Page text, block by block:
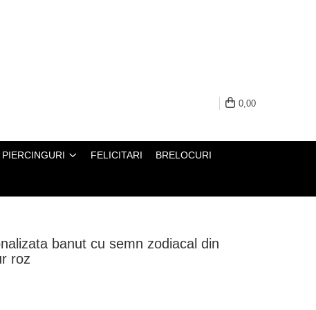
0,00
PIERCINGURI FELICITARI BRELOCURI
banut cu semn zodiacal din
roz